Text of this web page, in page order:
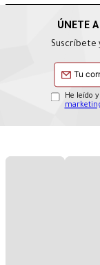
Suscríbete
He leído